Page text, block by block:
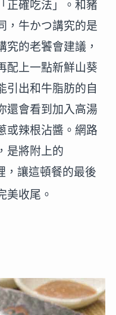
正確吃法」。和豬
，牛かつ講究的是
究的老饕會建議，
配上一點新鮮山葵
引出和牛脂肪的自
還會看到加入高湯
或辣根沾醬。網路
是將附上的
，讓這頓餐的最後
美收尾。